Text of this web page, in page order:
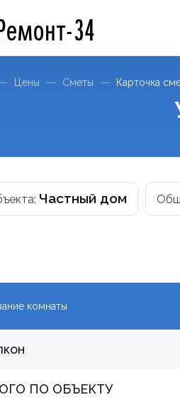
34
Цены Сметы Карточка
Частный дом
комнаты
ПО ОБЪЕКТУ